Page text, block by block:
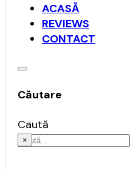
ACASĂ
REVIEWS
CONTACT
Căutare
Caută
×